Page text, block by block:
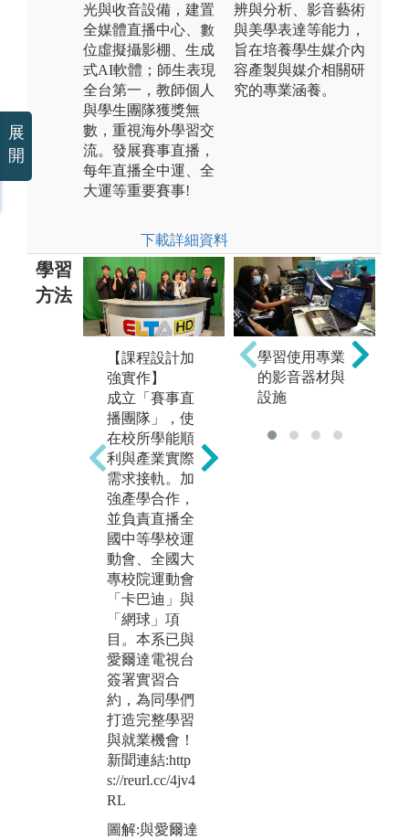
光與收音設備，建置
全媒體直播中心、數
位虛擬攝影棚、生成
式AI軟體；師生表現
全台第一，教師個人
與學生團隊獲獎無
數，重視海外學習交
流。發展賽事直播，
每年直播全中運、全
大運等重要賽事!
下載詳細資料
辨與分析、影音藝術
與美學表達等能力，
旨在培養學生媒介內
容產製與媒介相關研
究的專業涵養。
學習
方法
【課程設計加
強實作】
成立「賽事直
播團隊」，使
在校所學能順
利與產業實際
需求接軌。加
強產學合作，
並負責直播全
國中等學校運
動會、全國大
專校院運動會
「卡巴迪」與
「網球」項
目。本系已與
愛爾達電視台
簽署實習合
約，為同學們
打造完整學習
與就業機會！
新聞連結:http
s://reurl.cc/4jv4
RL
圖解:與愛爾達
【證照輔導提
升實力】
全台唯一傳播
拍機證照」輔
學習使用專業
的影音器材與
設施
展
開